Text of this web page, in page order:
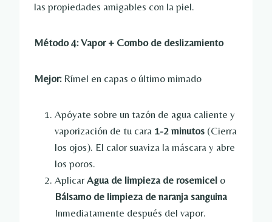
las propiedades amigables con la piel.
Método 4: Vapor + Combo de deslizamiento
Mejor:Rímel en capas o último mimado
Apóyate sobre un tazón de agua caliente y
vaporización de tu cara 1-2 minutos (Cierra
los ojos). El calor suaviza la máscara y abre
los poros.
AplicarAgua de limpieza de rosemicel o
Bálsamo de limpieza de naranja sanguina
Inmediatamente después del vapor.